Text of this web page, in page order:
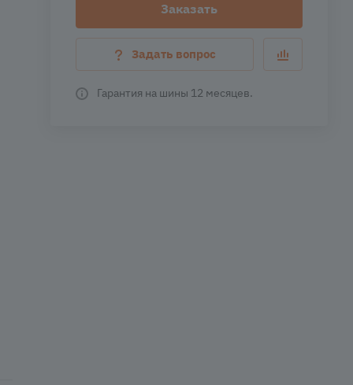
Заказать
Задать вопрос
Гарантия на шины 12 месяцев.